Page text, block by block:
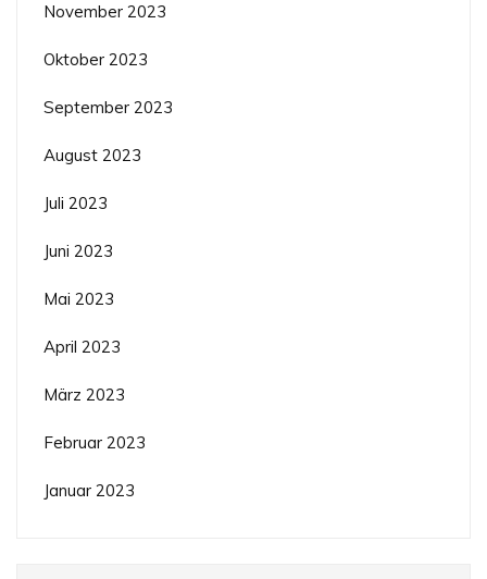
November 2023
Oktober 2023
September 2023
August 2023
Juli 2023
Juni 2023
Mai 2023
April 2023
März 2023
Februar 2023
Januar 2023